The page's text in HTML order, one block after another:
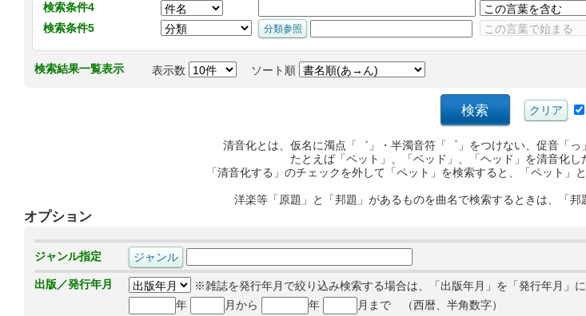
検索条件4
検索条件5
検索結果一覧表示 表示数 ソート順
清音化とは、仮名に濁点「゛」・半濁音符「゜」をつけない、促音「っ
たとえば「ペット」、「ベッド」、「ヘッド」を清音化し
「清音化する」のチェックを外して「ペット」を検索すると、「ペット」
洋楽等「原題」と「邦題」があるものを曲名で検索するときは、「邦
オプション
ジャンル指定
出版／発行年月
※雑誌を発行年月で絞り込み検索する場合は、「出版年月」を「発行年月」
年
月から 年 月まで （西暦、半角数字）